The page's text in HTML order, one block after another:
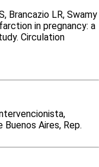
Brancazio LR, Swamy
in pregnancy: a
Circulation
Aires, Rep.